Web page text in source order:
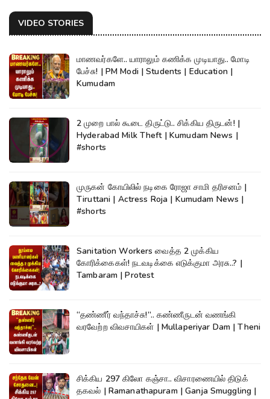
VIDEO STORIES
மாணவர்களே.. யாராலும் கணிக்க முடியாது.. மோடி
பேச்சு! | PM Modi | Students | Education |
Kumudam
2 முறை பால் கூடை திருட்டு.. சிக்கிய திருடன்! |
Hyderabad Milk Theft | Kumudam News |
#shorts
முருகன் கோயிலில் நடிகை ரோஜா சாமி தரிசனம் |
Tiruttani | Actress Roja | Kumudam News |
#shorts
Sanitation Workers வைத்த 2 முக்கிய
கோரிக்கைகள்! நடவடிக்கை எடுக்குமா அரசு..? |
Tambaram | Protest
“தண்ணீர் வந்தாச்சு!”.. கண்ணீருடன் வணங்கி
வரவேற்ற விவசாயிகள் | Mullaperiyar Dam | Theni
சிக்கிய 297 கிலோ கஞ்சா.. விசாரணையில் திடுக்
தகவல் | Ramanathapuram | Ganja Smuggling |